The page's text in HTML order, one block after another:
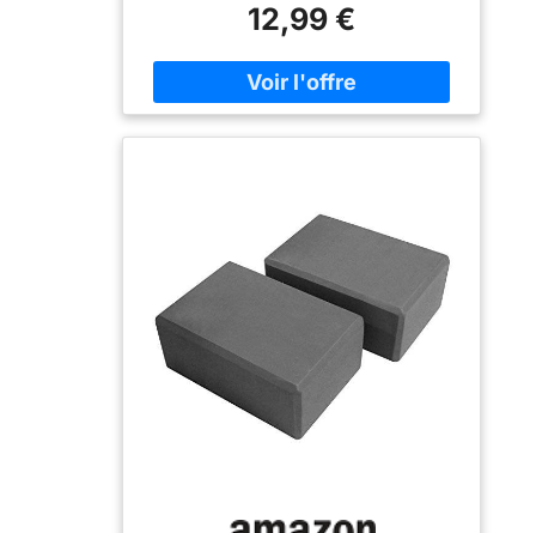
pour une durabilité
Structure
solide et la stabilité de la surface
douce pour une accroche optimale et
confortable
Blocs de yoga
approfondir et d'étirer votre souple,
qui est polyvalent et élégant pour
12,99 €